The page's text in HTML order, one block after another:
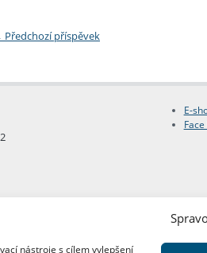
nástroje s cílem vylepšení
Předchozí příspěvek
E-